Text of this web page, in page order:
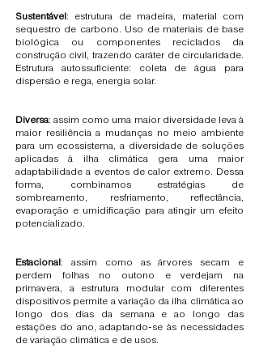
Sustentável: estrutura de madeira, material com
sequestro de carbono. Uso de materiais de base
biológica ou componentes reciclados da
construção civil, trazendo caráter de circularidade.
Estrutura autossuficiente: coleta de água para
dispersão e rega, energia solar.
Diversa: assim como uma maior diversidade leva à
maior resiliência a mudanças no meio ambiente
para um ecossistema, a diversidade de soluções
aplicadas à ilha climática gera uma maior
adaptabilidade a eventos de calor extremo. Dessa
forma, combinamos estratégias de
sombreamento, resfriamento, reflectância,
evaporação e umidificação para atingir um efeito
potencializado.
Estacional: assim como as árvores secam e
perdem folhas no outono e verdejam na
primavera, a estrutura modular com diferentes
dispositivos permite a variação da ilha climática ao
longo dos dias da semana e ao longo das
estações do ano, adaptando-se às necessidades
de variação climática e de usos.